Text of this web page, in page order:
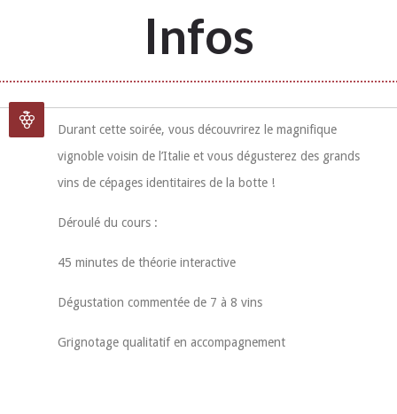
Infos
Durant cette soirée, vous découvrirez le magnifique
vignoble voisin de l’Italie et vous dégusterez des grands
vins de cépages identitaires de la botte !
Déroulé du cours :
45 minutes de théorie interactive
Dégustation commentée de 7 à 8 vins
Grignotage qualitatif en accompagnement